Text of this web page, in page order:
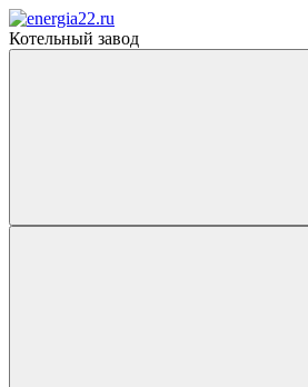
Котельный завод